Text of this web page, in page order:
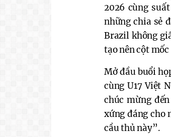
2026 cùng
những chia sẻ
Brazil không
tạo nên cột
Mở đầu buổi
cùng U17 Việt
chúc mừng
xứng đáng cho
cầu thủ này”.